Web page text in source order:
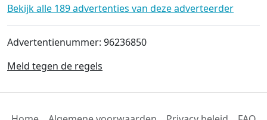
Bekijk alle 189 advertenties van deze adverteerder
Advertentienummer: 96236850
Meld tegen de regels